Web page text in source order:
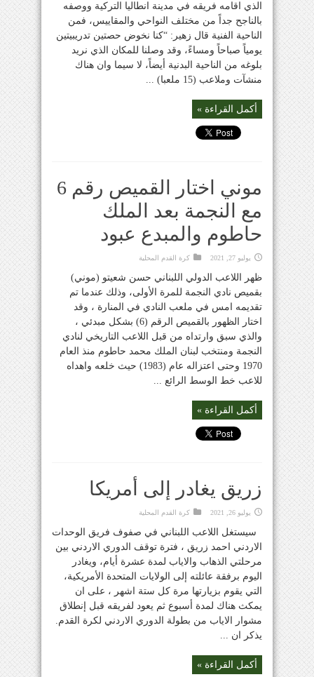
الذي اقامه فريقه في مدينة انطاليا التركية ووصفه
بالناجح جداً من مختلف النواحي والمقاييس، فمن
الناحية الفنية قال زهير: “كنا نخوض حصتين تدريبيتين
يومياً صباحاً ومساءً، وقد وصلنا للمكان الذي نريد
بلوغه من الناحية البدنية أيضاً، لا سيما وان هناك
منشآت وملاعب (15 ملعبا) ...
أكمل القراءة »
موني اختار القميص رقم 6
مع النجمة بعد الملك
حاطوم والمبدع عبود
يوليو 27, 2021 كرة القدم المحلية
ظهر اللاعب الدولي اللبناني حسن شعيتو (موني)
بقميص نادي النجمة للمرة الأولى، وذلك عندما تم
تقديمه امس في ملعب النادي في المنارة ، وقد
اختار الظهور بالقميص الرقم (6) بشكل مبدئي ،
والذي سبق وارتداه من قبل اللاعب التاريخي لنادي
النجمة ومنتخب لبنان الملك محمد حاطوم منذ العام
1970 وحتى اعتزاله عام (1983) حيث خلعه واهداه
للاعب خط الوسط الرائع ...
أكمل القراءة »
زريق يغادر إلى أمريكا
يوليو 26, 2021 كرة القدم المحلية
سيستغل اللاعب اللبناني في صفوف فريق الوحدات
الاردني احمد زريق ، فترة توقف الدوري الاردني بين
مرحلتي الذهاب والاياب لمدة عشرة أيام، ويغادر
اليوم برفقة عائلته إلى الولايات المتحدة الأمريكية،
التي يقوم بزيارتها مرة كل ستة اشهر ، على ان
يمكث هناك لمدة أسبوع ثم يعود لفريقه قبل إنطلاق
مشوار الاياب من بطولة الدوري الاردني لكرة القدم.
يذكر ان ...
أكمل القراءة »